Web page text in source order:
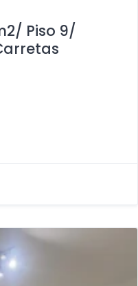
Piso 9/